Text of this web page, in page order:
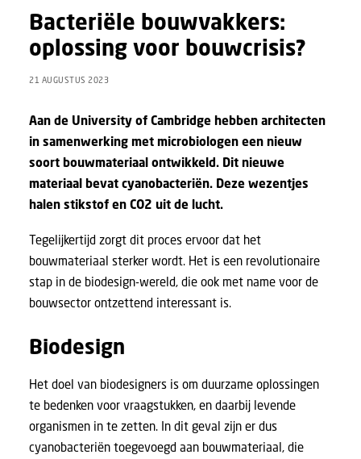
Bacteriële bouwvakkers:
oplossing voor bouwcrisis?
21 AUGUSTUS 2023
Aan de University of Cambridge hebben architecten
in samenwerking met microbiologen een nieuw
soort bouwmateriaal ontwikkeld. Dit nieuwe
materiaal bevat cyanobacteriën. Deze wezentjes
halen stikstof en CO2 uit de lucht.
Tegelijkertijd zorgt dit proces ervoor dat het
bouwmateriaal sterker wordt. Het is een revolutionaire
stap in de biodesign-wereld, die ook met name voor de
bouwsector ontzettend interessant is.
Biodesign
Het doel van biodesigners is om duurzame oplossingen
te bedenken voor vraagstukken, en daarbij levende
organismen in te zetten. In dit geval zijn er dus
cyanobacteriën toegevoegd aan bouwmateriaal, die